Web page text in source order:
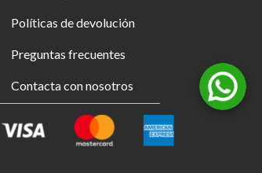
Políticas de devolución
Preguntas frecuentes
Contacta con nosotros